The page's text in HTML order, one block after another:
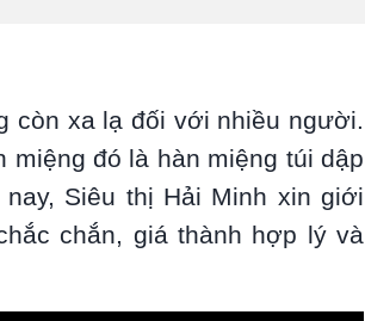
còn xa lạ đối với nhiều người.
đó là hàn miệng túi dập
Siêu thị Hải Minh xin giới
chắn, giá thành hợp lý và